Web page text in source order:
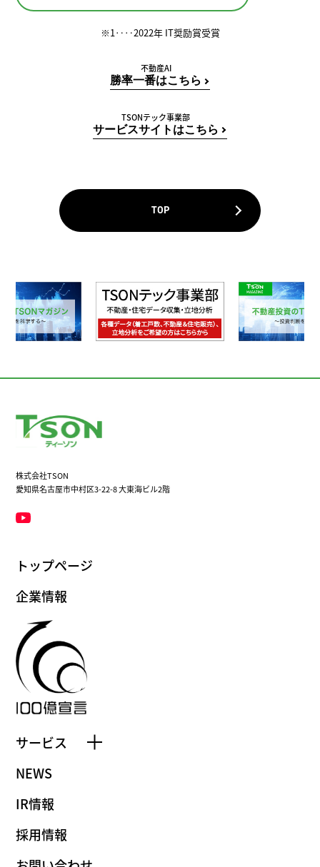
※1‥‥2022年 IT奨励賞受賞
不動産AI
勝率一番はこちら
TSONテック事業部
サービスサイトはこちら
TOP
株式会社TSON
愛知県名古屋市中村区3-22-8 大東海ビル2階
トップページ
企業情報
サービス
NEWS
IR情報
採用情報